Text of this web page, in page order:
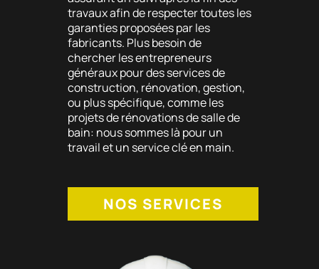
travaux afin de respecter toutes les
garanties proposées par les
fabricants. Plus besoin de
chercher les entrepreneurs
généraux pour des services de
construction, rénovation, gestion,
ou plus spécifique, comme les
projets de rénovations de salle de
bain: nous sommes là pour un
travail et un service clé en main.
NOS SERVICES